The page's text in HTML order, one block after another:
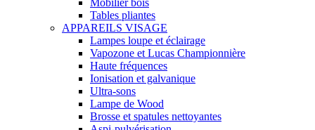
Mobilier bois
Tables pliantes
APPAREILS VISAGE
Lampes loupe et éclairage
Vapozone et Lucas Championnière
Haute fréquences
Ionisation et galvanique
Ultra-sons
Lampe de Wood
Brosse et spatules nettoyantes